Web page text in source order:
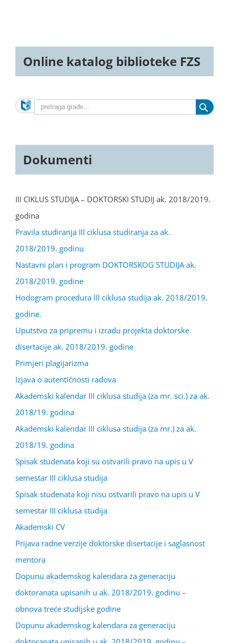
Online katalog biblioteke FZS
Dokumenti
III CIKLUS STUDIJA – DOKTORSKI STUDIJ ak. 2018/2019.
godina
Pravila studiranja III ciklusa studiranja za ak.
2018/2019. godinu
Nastavni plan i program DOKTORSKOG STUDIJA ak.
2018/2019. godine
Hodogram procedura III ciklusa studija ak. 2018/2019.
godine.
Uputstvo za pripremu i izradu projekta doktorske
disertacije ak. 2018/2019. godine
Primjeri plagijarizma
Izjava o autentičnosti radova
Akademski kalendar III ciklusa studija (za mr. sci.) za ak.
2018/19. godina
Akademski kalendar III ciklusa studija (za mr.) za ak.
2018/19. godina
Spisak studenata koji su ostvarili pravo na upis u V
semestar III ciklusa studija
Spisak studenata koji nisu ostvarili pravo na upis u V
semestar III ciklusa studija
Akademski CV
Prijava radne verzije doktorske disertacije i saglasnost
mentora
Dopunu akademskog kalendara za generaciju
doktoranata upisanih u ak. 2018/2019. godinu –
obnova treće studijske godine
Dopunu akademskog kalendara za generaciju